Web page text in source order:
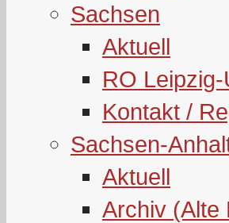
Sachsen
Aktuell
RO
Kontakt /
Sachsen-
Aktuell
Archiv (Alte